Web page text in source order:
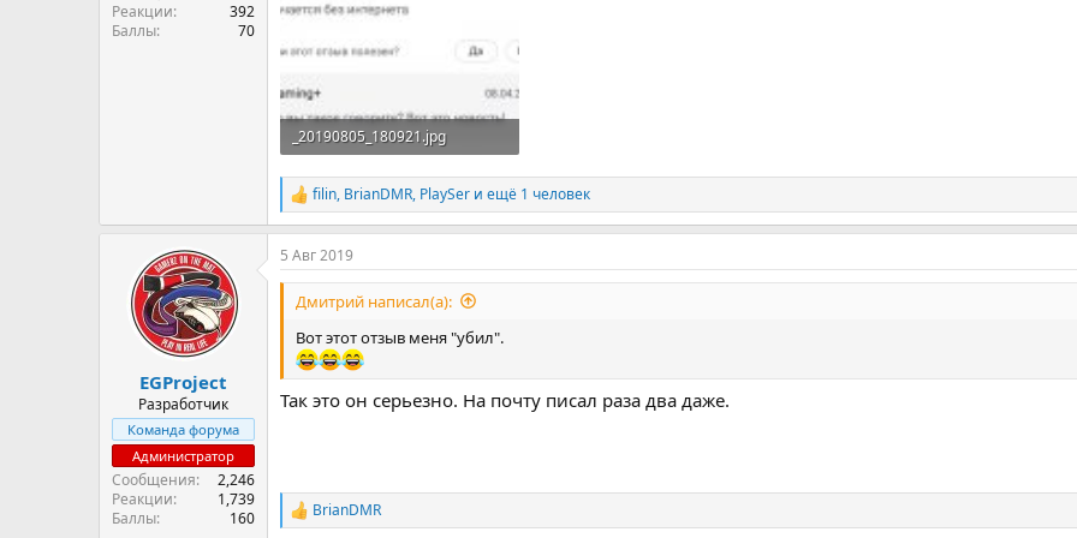
Реакции
392
Баллы
70
_20190805_180921.jpg
32.5 KB · Просмотры: 25
Р
е
а
к
ц
и
filin, BrianDMR, PlaySer и ещё 1 человек
EGProject
Разработчик
Команда форума
Администратор
Сообщения
2,246
Реакции
1,739
Баллы
160
5 Авг 2019
Дмитрий написал(а):
Вот этот отзыв меня "убил".
Так это он серьезно. На почту писал раза два даже.
Р
BrianDMR